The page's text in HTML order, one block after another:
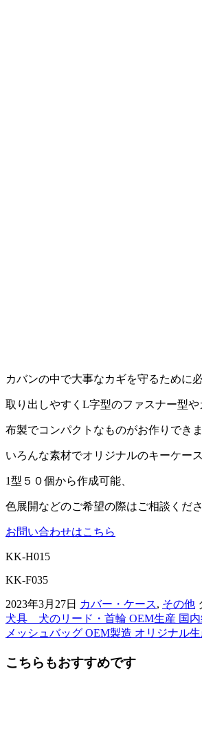
カバンの中で大事なカギを守るために
取り出しやすくL字型のファスナー型
布製でコンパクトなものがお作りできま
いろんな素材でオリジナルのキーケー
1型５０個から作成可能、
色展開などのご希望の際はご相談くださ
お問い合わせはこちら
KK-H015
KK-F035
2023年3月27日 カバー・ケース, その他
前
後
の
犬具 犬のリード・首輪 OEM生産 国内
メッシュバッグ OEM製造 オリジナル
こちらもおすすめです